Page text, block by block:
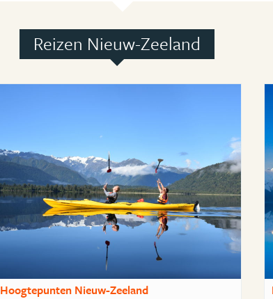
Reizen Nieuw-Zeeland
Hoogtepunten Nieuw-Zeeland